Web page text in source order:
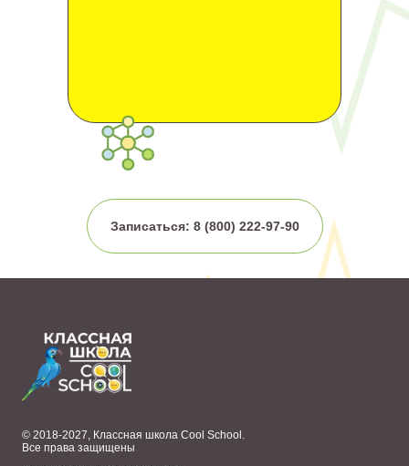
Записаться: 8 (800) 222-97-90
© 2018-2027, Классная школа Cool School.
Все права защищены